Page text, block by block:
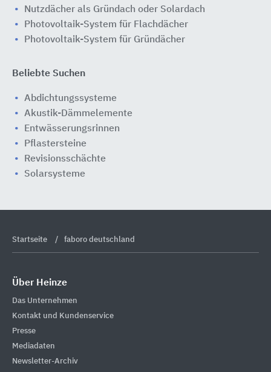
Nutzdächer als Gründach oder Solardach
Photovoltaik-System für Flachdächer
Photovoltaik-System für Gründächer
Beliebte Suchen
Abdichtungssysteme
Akustik-Dämmelemente
Entwässerungsrinnen
Pflastersteine
Revisionsschächte
Solarsysteme
Startseite faboro deutschland
Über Heinze
Das Unternehmen
Kontakt und Kundenservice
Presse
Mediadaten
Newsletter-Archiv